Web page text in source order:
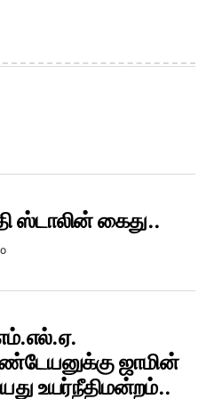
ஸ்டாலின் கைது..
ஜாமின்
உயர்நீதிமன்றம்..